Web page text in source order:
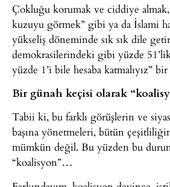
Çokluğu korumak ve ciddiye almak,
kuzuyu görmek” gibi ya da İslami
yükseliş döneminde sık sık dile
demokrasilerindeki gibi yüzde
yüzde 1’i bile hesaba katmalıyız”
Bir günah keçisi olarak
Tabii ki, bu farklı görüşlerin ve
başına yönetmeleri, bütün
mümkün değil. Bu yüzden bu
“koalisyon”…